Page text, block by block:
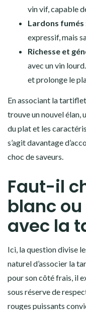
vin vif, capable
Lardons fumés
expressif, mais
Richesse et
avec un vin
et prolonge le
En associant la
trouve un nouvel élan,
du plat et les
s’agit davantage
choc de saveurs.
Faut-il
blanc
avec la
Ici, la question divise
naturel d’associer la
pour son côté frais, il
sous réserve de
rouges puissants